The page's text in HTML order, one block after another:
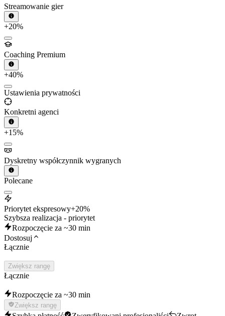
Streamowanie gier
+20%
Coaching Premium
+40%
Ustawienia prywatności
Konkretni agenci
+15%
Dyskretny współczynnik wygranych
Polecane
Priorytet ekspresowy+20%
Szybsza realizacja - priorytet
Rozpoczęcie za ~30 min
Dostosuj
Łącznie
Zwiększ rangę
Łącznie
Rozpoczęcie za ~30 min
Zwiększ rangę